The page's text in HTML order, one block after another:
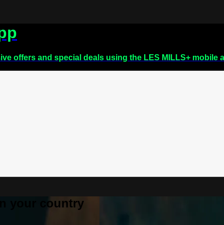
offers and special deals using the LES MILLS+ mobile
your country